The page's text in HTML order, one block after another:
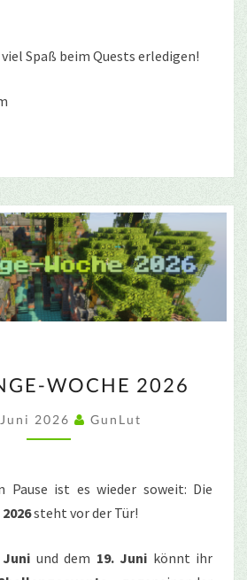
Spaß beim Quests erledigen!
WOCHE
2026
WOCHE 2026
2026 GunLut
Pause ist es wieder soweit: Die
steht vor der Tür!
Juni und dem 19. Juni könnt ihr